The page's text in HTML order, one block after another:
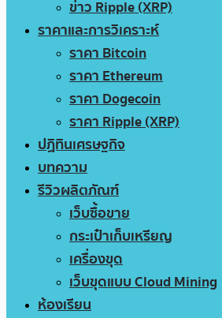
ข่าว Ripple (XRP)
ราคาและการวิเคราะห์
ราคา Bitcoin
ราคา Ethereum
ราคา Dogecoin
ราคา Ripple (XRP)
ปฏิทินเศรษฐกิจ
บทความ
รีวิวผลิตภัณฑ์
เว็บซื้อขาย
กระเป๋าเก็บเหรียญ
เครื่องขุด
เว็บขุดแบบ Cloud Mining
ห้องเรียน